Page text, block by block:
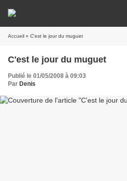
Accueil » C'est le jour du muguet
C'est le jour du muguet
Publié le 01/05/2008 à 09:03
Par Denis